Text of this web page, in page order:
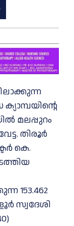
മലപ്പുറം
തിരൂർ
കെ.
153.462
സ്വദേശി